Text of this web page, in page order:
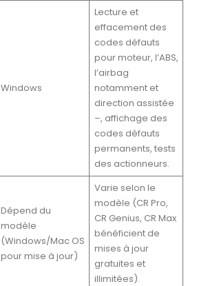
Windows
Lecture et
effacement des
codes défauts
pour moteur, l’ABS,
l’airbag
notamment et
direction assistée
–, affichage des
codes défauts
permanents, tests
des actionneurs.
Dépend du
modèle
(Windows/Mac OS
pour mise à jour)
Varie selon le
modèle (CR Pro,
CR Genius, CR Max
bénéficient de
mises à jour
gratuites et
illimitées).